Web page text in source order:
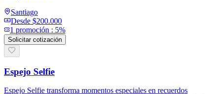
Santiago
Desde $200.000
1 promoción : 5%
Solicitar cotización
Espejo Selfie
Espejo Selfie transforma momentos especiales en recuerdos